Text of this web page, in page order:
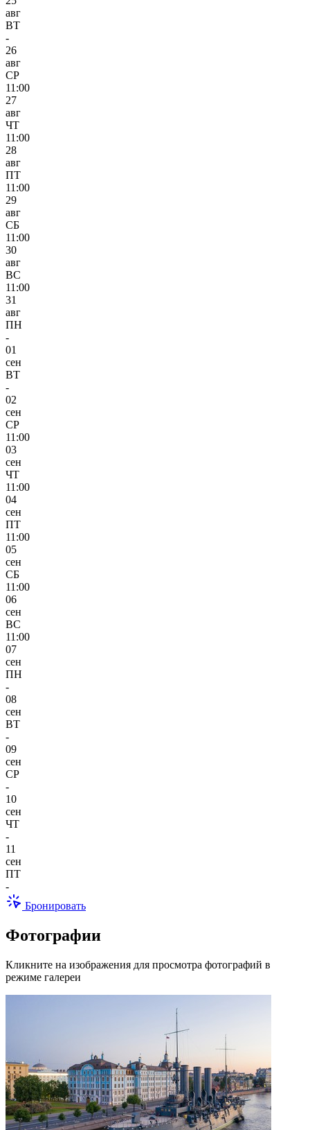
авг
ВТ
-
26
авг
СР
11:00
27
авг
ЧТ
11:00
28
авг
ПТ
11:00
29
авг
СБ
11:00
30
авг
ВС
11:00
31
авг
ПН
-
01
сен
ВТ
-
02
сен
СР
11:00
03
сен
ЧТ
11:00
04
сен
ПТ
11:00
05
сен
СБ
11:00
06
сен
ВС
11:00
07
сен
ПН
-
08
сен
ВТ
-
09
сен
СР
-
10
сен
ЧТ
-
11
сен
ПТ
-
Бронировать
Фотографии
Кликните на изображения для просмотра фотографий в
режиме галереи